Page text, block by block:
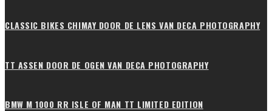
CLASSIC BIKES CHIMAY DOOR DE LENS VAN DECA PHOTOGRAPHY
TT ASSEN DOOR DE OGEN VAN DECA PHOTOGRAPHY
BMW M 1000 RR ISLE OF MAN TT LIMITED EDITION